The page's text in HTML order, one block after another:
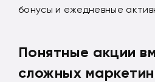
бонусы и ежедневные
Понятные акции
сложных